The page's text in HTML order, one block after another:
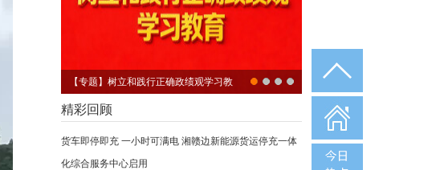
【专题】树立和践行正确政绩观学习教
育
精彩回顾
货车即停即充 一小时可满电 湘赣边新能源货运停充一体
化综合服务中心启用